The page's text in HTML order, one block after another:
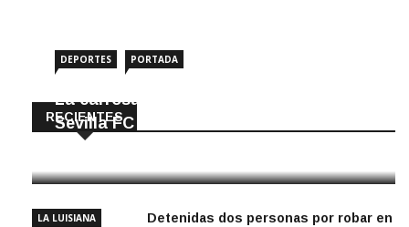
RECIENTES
DEPORTES PORTADA
La carrosaleña Dalía Ruger ficha por el
Sevilla FC
LA LUISIANA
Detenidas dos personas por robar en